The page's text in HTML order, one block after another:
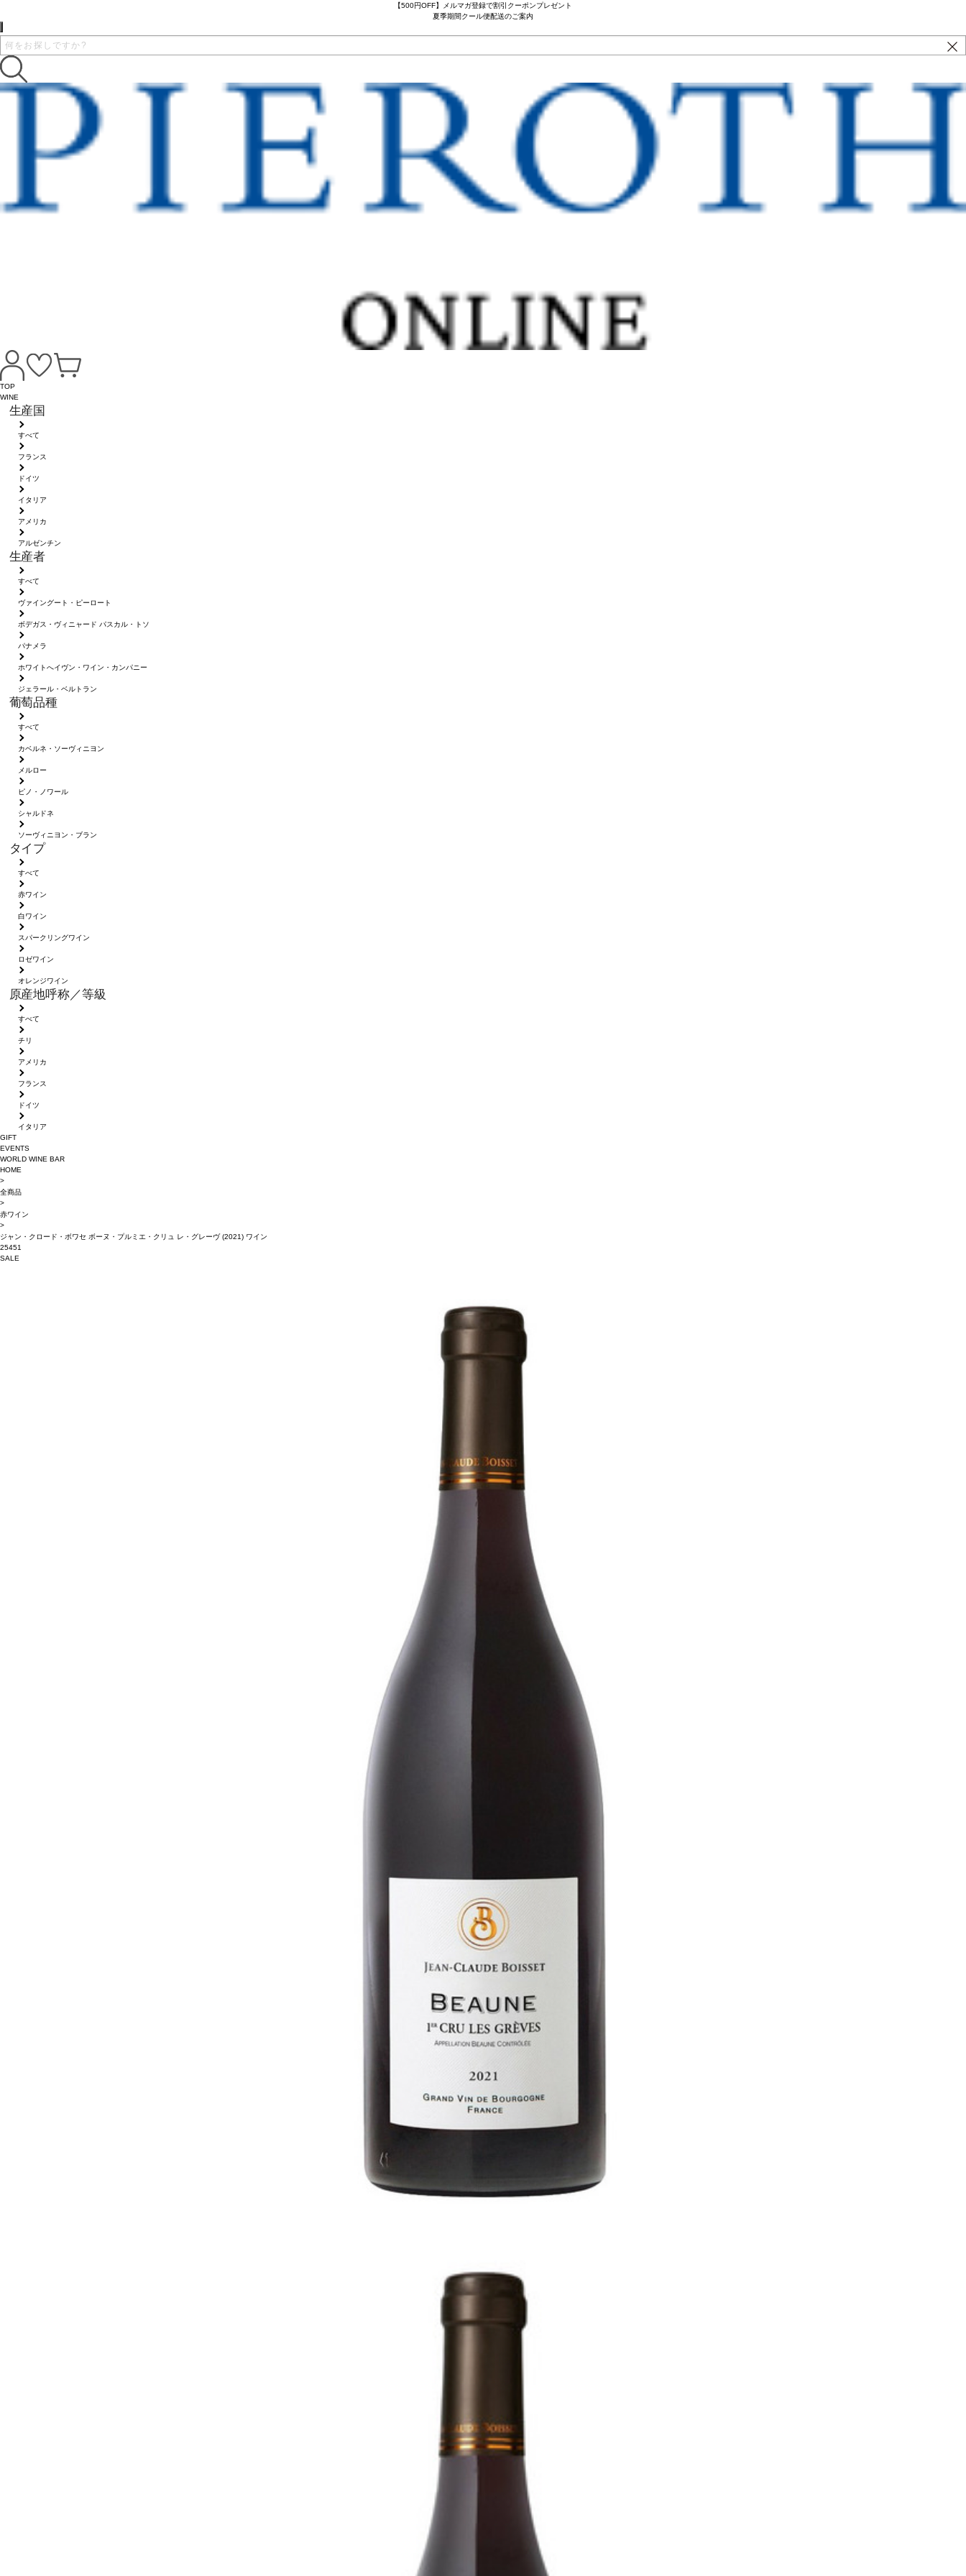
【500円OFF】メルマガ登録で割引クーポンプレゼント
夏季期間クール便配送のご案内
TOP
WINE
生産国
すべて
フランス
ドイツ
イタリア
アメリカ
アルゼンチン
生産者
すべて
ヴァイングート・ピーロート
ボデガス・ヴィニャード パスカル・トソ
パナメラ
ホワイトへイヴン・ワイン・カンパニー
ジェラール・ベルトラン
葡萄品種
すべて
カベルネ・ソーヴィニヨン
メルロー
ピノ・ノワール
シャルドネ
ソーヴィニヨン・ブラン
タイプ
すべて
赤ワイン
白ワイン
スパークリングワイン
ロゼワイン
オレンジワイン
原産地呼称／等級
すべて
チリ
アメリカ
フランス
ドイツ
イタリア
GIFT
EVENTS
WORLD WINE BAR
HOME
>
全商品
>
赤ワイン
>
ジャン・クロード・ボワセ ボーヌ・プルミエ・クリュ レ・グレーヴ (2021) ワイン
25451
SALE